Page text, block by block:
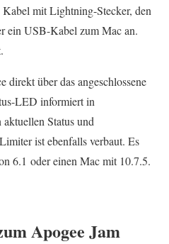
mit Lightning-Stecker, den
ein USB-Kabel zum Mac an.
direkt über das angeschlossene
LED informiert in
aktuellen Status und
ist ebenfalls verbaut. Es
6.1 oder einen Mac mit 10.7.5.
Apogee Jam